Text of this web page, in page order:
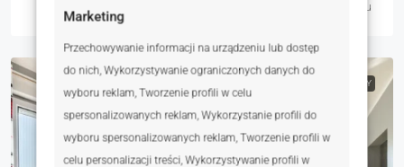
Marketing
Przechowywanie informacji na urządzeniu lub dostęp
do nich, Wykorzystywanie ograniczonych danych do
wyboru reklam, Tworzenie profili w celu
spersonalizowanych reklam, Wykorzystanie profili do
wyboru spersonalizowanych reklam, Tworzenie profili w
celu personalizacji treści, Wykorzystywanie profili w
Robert Afum 2 dni temu
RYNEK WTÓRNY